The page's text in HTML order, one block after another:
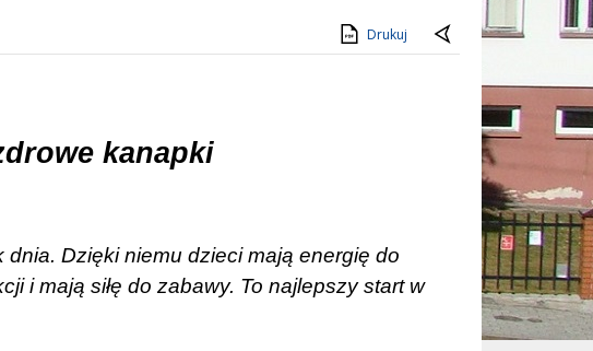
Drukuj
kanapki
dnia. Dzięki niemu dzieci mają energię do
i mają siłę do zabawy. To najlepszy start w